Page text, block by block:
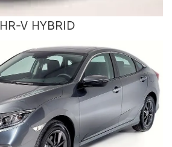
HR-V HYBRID